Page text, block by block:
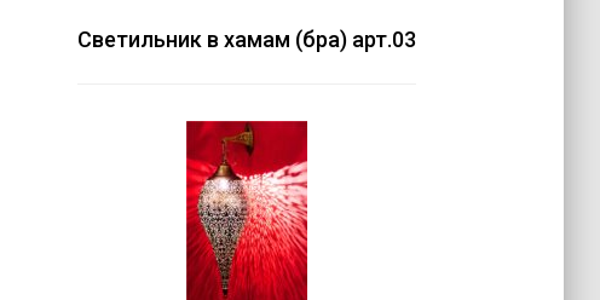
Светильник в хамам (бра) арт.03